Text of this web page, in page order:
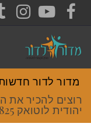
FACEBOOK
YOUTUBE
מדור לדור
רוצים להכיר את
יהודית לוטואק 054-7388825.